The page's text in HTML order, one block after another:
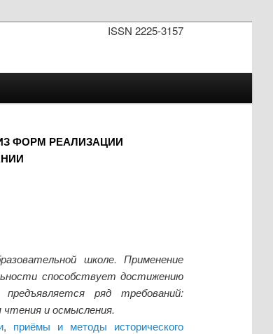
ISSN 2225-3157
ФОРМ РЕАЛИЗАЦИИ
школе. Применение
способствует достижению
ряд требований:
и осмысления.
, приёмы и методы исторического